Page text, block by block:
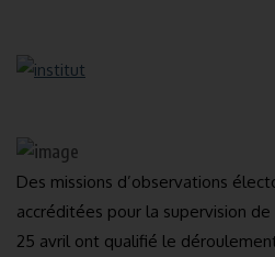
Des missions d’observations
accréditées pour la supervision
25 avril ont qualifié le